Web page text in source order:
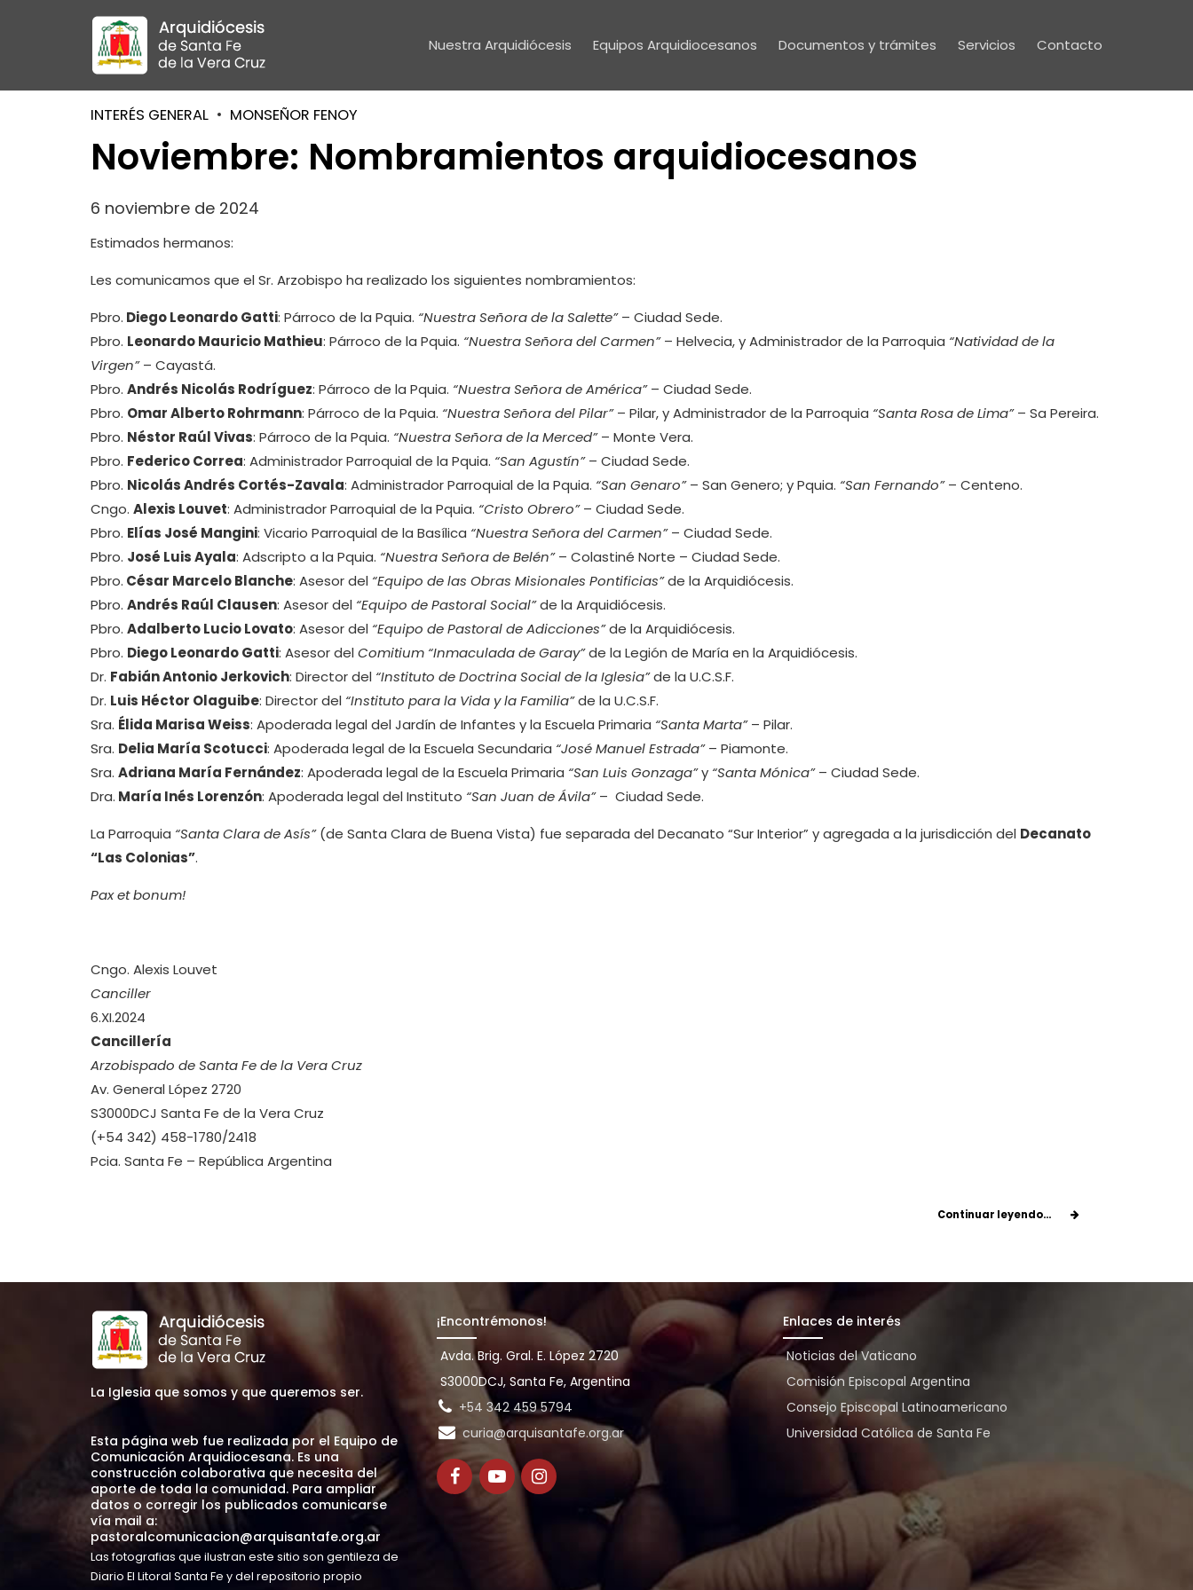
Nuestra Arquidiócesis Equipos Arquidiocesanos Documentos y trámites Servicios Contacto
INTERÉS GENERAL MONSEÑOR FENOY
Noviembre: Nombramientos arquidiocesanos
6 noviembre de 2024
Estimados hermanos:
Les comunicamos que el Sr. Arzobispo ha realizado los siguientes nombramientos:
Pbro. Diego Leonardo Gatti: Párroco de la Pquia. “Nuestra Señora de la Salette”– Ciudad Sede.
Pbro. Leonardo Mauricio Mathieu: Párroco de la Pquia. “Nuestra Señora del Carmen”– Helvecia, y Administrador de la Parroquia “Natividad de la
Virgen”– Cayastá.
Pbro. Andrés Nicolás Rodríguez: Párroco de la Pquia. “Nuestra Señora de América”– Ciudad Sede.
Pbro. Omar Alberto Rohrmann: Párroco de la Pquia. “Nuestra Señora del Pilar”– Pilar, y Administrador de la Parroquia “Santa Rosa de Lima”– Sa Pereira.
Pbro. Néstor Raúl Vivas: Párroco de la Pquia. “Nuestra Señora de la Merced”– Monte Vera.
Pbro. Federico Correa: Administrador Parroquial de la Pquia. “San Agustín”– Ciudad Sede.
Pbro. Nicolás Andrés Cortés-Zavala: Administrador Parroquial de la Pquia. “San Genaro”– San Genero; y Pquia. “San Fernando”– Centeno.
Cngo. Alexis Louvet: Administrador Parroquial de la Pquia. “Cristo Obrero”– Ciudad Sede.
Pbro. Elías José Mangini: Vicario Parroquial de la Basílica “Nuestra Señora del Carmen”– Ciudad Sede.
Pbro. José Luis Ayala: Adscripto a la Pquia. “Nuestra Señora de Belén”– Colastiné Norte – Ciudad Sede.
Pbro. César Marcelo Blanche: Asesor del “Equipo de las Obras Misionales Pontificias”de la Arquidiócesis.
Pbro. Andrés Raúl Clausen: Asesor del “Equipo de Pastoral Social”de la Arquidiócesis.
Pbro. Adalberto Lucio Lovato: Asesor del “Equipo de Pastoral de Adicciones”de la Arquidiócesis.
Pbro. Diego Leonardo Gatti: Asesor del Comitium “Inmaculada de Garay”de la Legión de María en la Arquidiócesis.
Dr. Fabián Antonio Jerkovich: Director del “Instituto de Doctrina Social de la Iglesia”de la U.C.S.F.
Dr. Luis Héctor Olaguibe: Director del “Instituto para la Vida y la Familia”de la U.C.S.F.
Sra. Élida Marisa Weiss: Apoderada legal del Jardín de Infantes y la Escuela Primaria “Santa Marta”– Pilar.
Sra. Delia María Scotucci: Apoderada legal de la Escuela Secundaria “José Manuel Estrada”– Piamonte.
Sra. Adriana María Fernández: Apoderada legal de la Escuela Primaria “San Luis Gonzaga”y “Santa Mónica”– Ciudad Sede.
Dra. María Inés Lorenzón: Apoderada legal del Instituto “San Juan de Ávila”– Ciudad Sede.
La Parroquia “Santa Clara de Asís”(de Santa Clara de Buena Vista) fue separada del Decanato “Sur Interior” y agregada a la jurisdicción del Decanato
“Las Colonias”.
Pax et bonum!
Cngo. Alexis Louvet
Canciller
6.XI.2024
Cancillería
Arzobispado de Santa Fe de la Vera Cruz
Av. General López 2720
S3000DCJ Santa Fe de la Vera Cruz
(+54 342) 458-1780/2418
Pcia. Santa Fe – República Argentina
Continuar leyendo...
La Iglesia que somos y que queremos ser.
Esta página web fue realizada por el Equipo de
Comunicación Arquidiocesana. Es una
construcción colaborativa que necesita del
aporte de toda la comunidad. Para ampliar
datos o corregir los publicados comunicarse
vía mail a:
pastoralcomunicacion@arquisantafe.org.ar
Las fotografias que ilustran este sitio son gentileza de
Diario El Litoral Santa Fe y del repositorio propio
¡Encontrémonos!
Avda. Brig. Gral. E. López 2720
S3000DCJ, Santa Fe, Argentina
+54 342 459 5794
curia@arquisantafe.org.ar
Enlaces de interés
Noticias del Vaticano
Comisión Episcopal Argentina
Consejo Episcopal Latinoamericano
Universidad Católica de Santa Fe